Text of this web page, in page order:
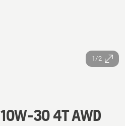
1/2
30 4T AWD